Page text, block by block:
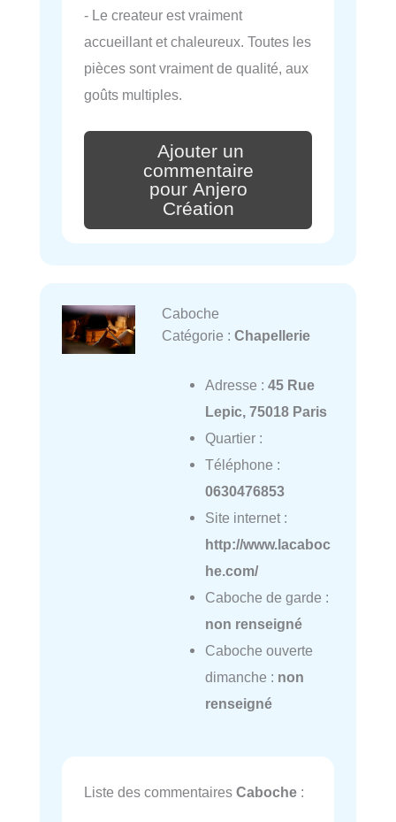
- Le createur est vraiment
accueillant et chaleureux. Toutes les
pièces sont vraiment de qualité, aux
goûts multiples.
Ajouter un
commentaire
pour Anjero
Création
Caboche
Catégorie : Chapellerie
Adresse : 45 Rue
Lepic, 75018 Paris
Quartier :
Téléphone :
0630476853
Site internet :
http://www.lacaboc
he.com/
Caboche de garde :
non renseigné
Caboche ouverte
dimanche : non
renseigné
Liste des commentaires Caboche :